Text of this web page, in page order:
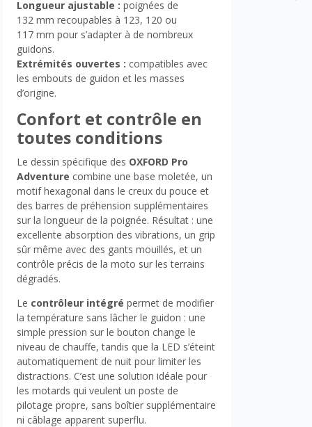
Longueur ajustable : poignées de
132 mm recoupables à 123, 120 ou
117 mm pour s’adapter à de nombreux
guidons.
Extrémités ouvertes : compatibles avec
les embouts de guidon et les masses
d’origine.
Confort et contrôle en
toutes conditions
Le dessin spécifique des OXFORD Pro
Adventure combine une base moletée, un
motif hexagonal dans le creux du pouce et
des barres de préhension supplémentaires
sur la longueur de la poignée. Résultat : une
excellente absorption des vibrations, un grip
sûr même avec des gants mouillés, et un
contrôle précis de la moto sur les terrains
dégradés.
Le contrôleur intégré permet de modifier
la température sans lâcher le guidon : une
simple pression sur le bouton change le
niveau de chauffe, tandis que la LED s’éteint
automatiquement de nuit pour limiter les
distractions. C’est une solution idéale pour
les motards qui veulent un poste de
pilotage propre, sans boîtier supplémentaire
ni câblage apparent superflu.